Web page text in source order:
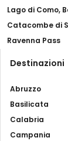
Lago di Como,
Catacombe di
Ravenna Pass
Destinazioni
Abruzzo
Basilicata
Calabria
Campania